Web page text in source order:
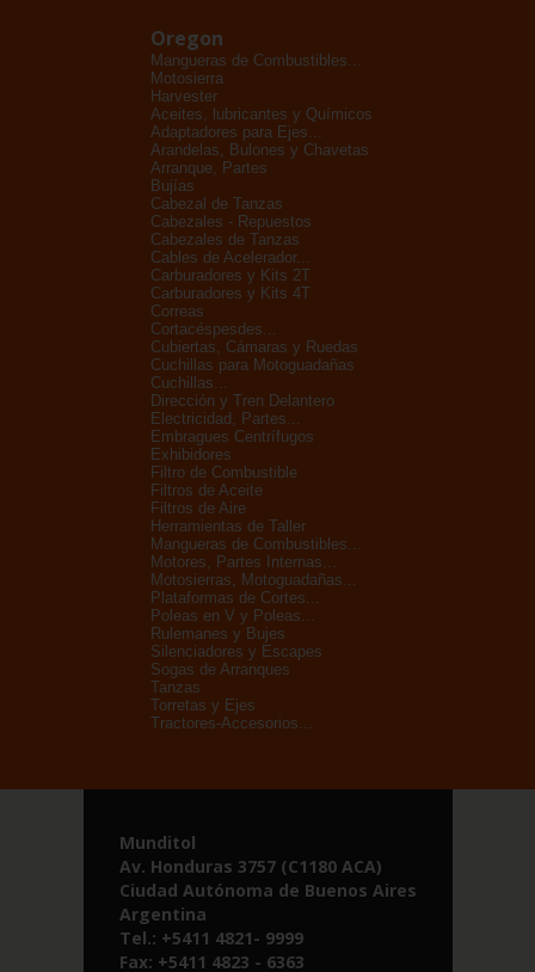
Oregon
Mangueras de Combustibles...
Motosierra
Harvester
Aceites, lubricantes y Químicos
Adaptadores para Ejes...
Arandelas, Bulones y Chavetas
Arranque, Partes
Bujías
Cabezal de Tanzas
Cabezales - Repuestos
Cabezales de Tanzas
Cables de Acelerador...
Carburadores y Kits 2T
Carburadores y Kits 4T
Correas
Cortacéspesdes...
Cubiertas, Cámaras y Ruedas
Cuchillas para Motoguadañas
Cuchillas...
Dirección y Tren Delantero
Electricidad, Partes...
Embragues Centrífugos
Exhibidores
Filtro de Combustible
Filtros de Aceite
Filtros de Aire
Herramientas de Taller
Mangueras de Combustibles...
Motores, Partes Internas...
Motosierras, Motoguadañas...
Plataformas de Cortes...
Poleas en V y Poleas...
Rulemanes y Bujes
Silenciadores y Escapes
Sogas de Arranques
Tanzas
Torretas y Ejes
Tractores-Accesorios...
Munditol
Av. Honduras 3757 (C1180 ACA)
Ciudad Autónoma de Buenos Aires
Argentina
Tel.: +5411 4821- 9999
Fax: +5411 4823 - 6363